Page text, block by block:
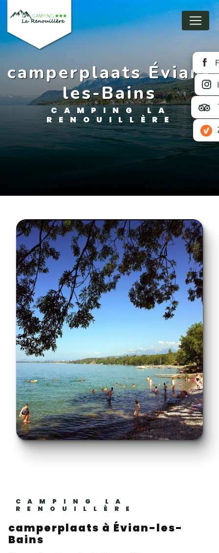
camperplaats Évian-
les-Bains
CAMPING LA
RENOUILLÈRE
CAMPING LA
RENOUILLÈRE
camperplaats à Évian-les-
Bains